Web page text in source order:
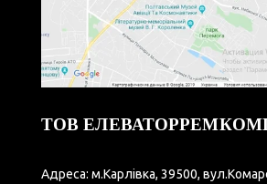
ТОВ
Адреса: м.Карлівка, 39500,